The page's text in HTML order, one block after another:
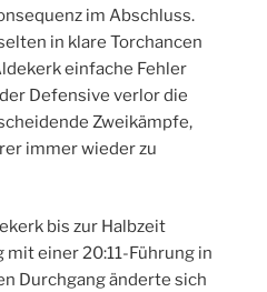
im Abschluss.
in klare Torchancen
einfache Fehler
Defensive verlor die
Zweikämpfe,
immer wieder zu
bis zur Halbzeit
einer 20:11-Führung in
Durchgang änderte sich